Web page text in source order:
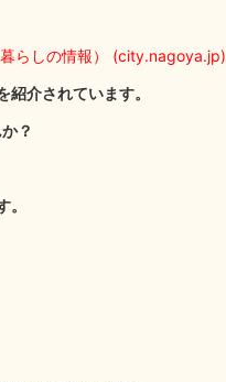
らしの情報） (city.nagoya.jp)
介されています。
？